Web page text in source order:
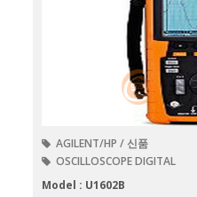
AGILENT/HP / 신품
OSCILLOSCOPE DIGITAL
Model : U1602B